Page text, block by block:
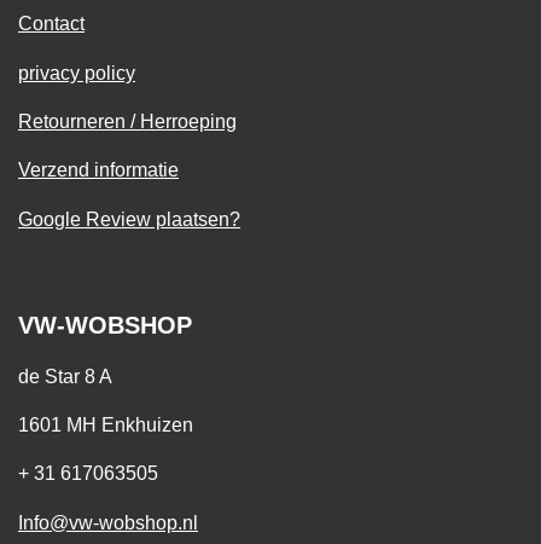
Contact
privacy policy
Retourneren / Herroeping
Verzend informatie
Google Review plaatsen?
VW-WOBSHOP
de Star 8 A
1601 MH Enkhuizen
+ 31 617063505
Info@vw-wobshop.nl